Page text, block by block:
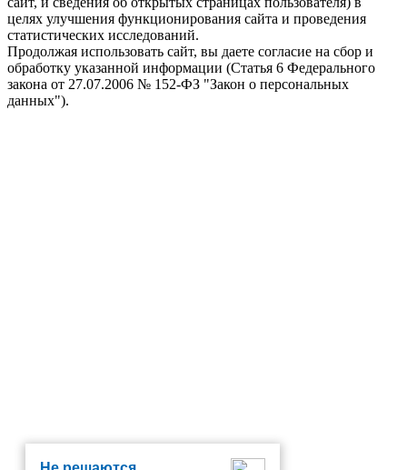
целях улучшения функционирования сайта и проведения
статистических исследований.
Продолжая использовать сайт, вы даете согласие на сбор и
обработку указанной информации (Статья 6 Федерального
закона от 27.07.2006 № 152-ФЗ "Закон о персональных
данных").